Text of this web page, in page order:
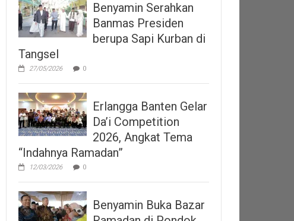
Benyamin Serahkan
Banmas Presiden
berupa Sapi Kurban di
Tangsel
27/05/2026 0
Erlangga Banten Gelar
Da’i Competition
2026, Angkat Tema
“Indahnya Ramadan”
12/03/2026 0
Benyamin Buka Bazar